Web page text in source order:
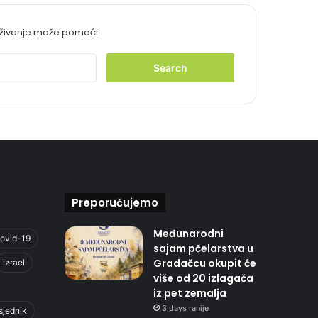
može pomoći.
r
19
izrael
Preporučujemo
Međunarodni
sajam pčelarstva u
Gradačcu okupit će
više od 20 izlagača
iz pet zemalja
3 days ranije